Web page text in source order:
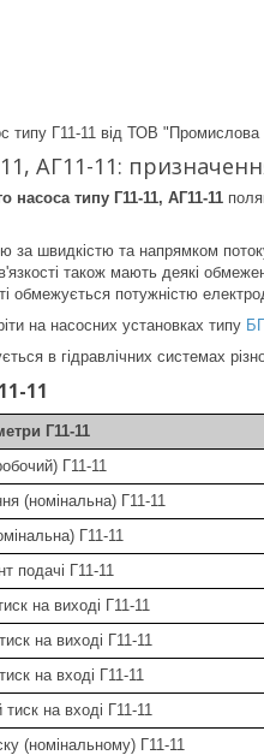
типу Г11-11 від ТОВ "Промислова
АГ11-11:
насоса типу Г11-11, АГ11-11
за швидкістю та напрямком
також мають деякі
обмежується потужністю
на насосних установках типу
в гідравлічних системах
11
Г11-11
Г11-11
(номінальна) Г11-11
Г11-11
подачі Г11-11
на виході Г11-11
на виході Г11-11
на вході Г11-11
на вході Г11-11
(номінальному) Г11-11